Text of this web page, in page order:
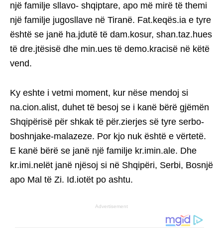
një familje sllavo- shqiptare, apo më mirë të themi
një familje jugosllave në Tiranë. Fat.keqës.ia e tyre
është se janë ha.jdutë të dam.kosur, shan.taz.hues
të dre.jtësisë dhe min.ues të demo.kracisë në këtë
vend.
Ky eshte i vetmi moment, kur nëse mendoj si
na.cion.alist, duhet të besoj se i kanë bërë gjëmën
Shqipërisë për shkak të për.zierjes së tyre serbo-
boshnjake-malazeze. Por kjo nuk është e vërtetë.
E kanë bërë se janë një familje kr.imin.ale. Dhe
kr.imi.nelët janë njësoj si në Shqipëri, Serbi, Bosnjë
apo Mal të Zi. Id.iotët po ashtu.
Advertisement